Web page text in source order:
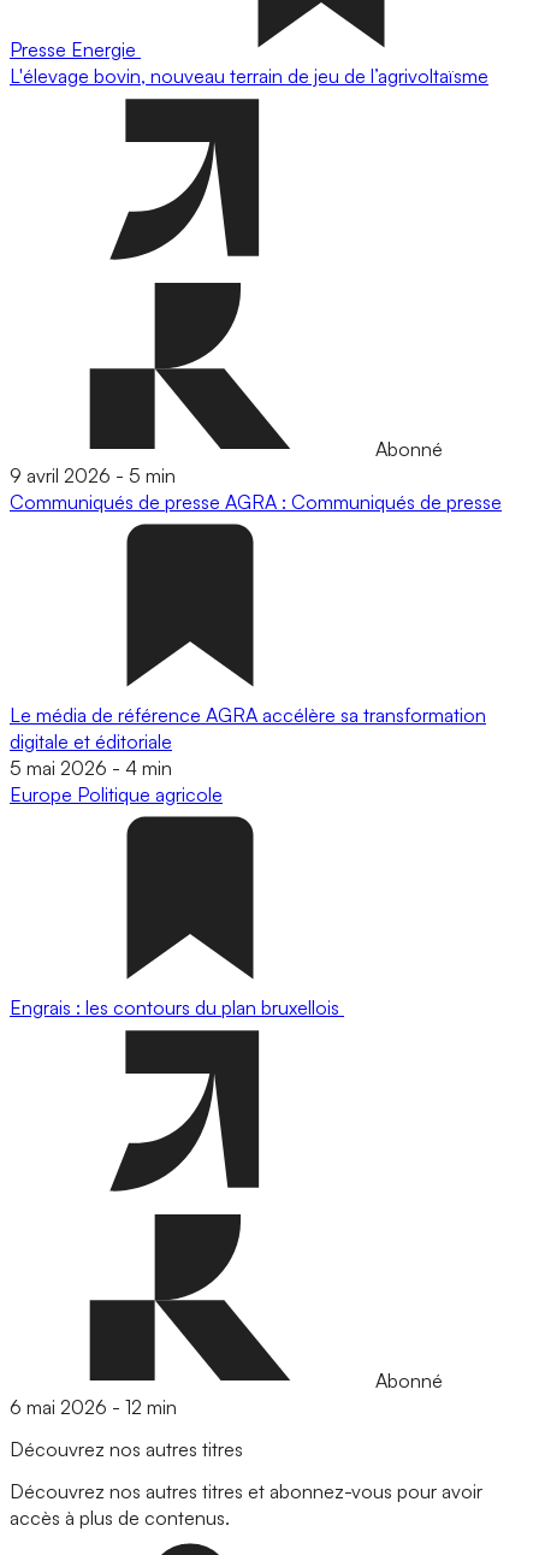
Presse Energie
L'élevage bovin, nouveau terrain de jeu de l’agrivoltaïsme
Abonné
9 avril 2026 - 5 min
Communiqués de presse AGRA : Communiqués de presse
Le média de référence AGRA accélère sa transformation
digitale et éditoriale
5 mai 2026 - 4 min
Europe Politique agricole
Engrais : les contours du plan bruxellois
Abonné
6 mai 2026 - 12 min
Découvrez nos autres titres
Découvrez nos autres titres et abonnez-vous pour avoir
accès à plus de contenus.